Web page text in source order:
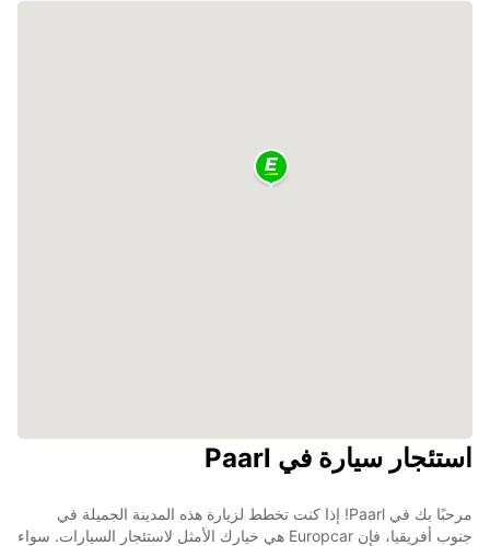
استئجار سيارة في Paarl
مرحبًا بك في Paarl! إذا كنت تخطط لزيارة هذه المدينة الجميلة في
جنوب أفريقيا، فإن Europcar هي خيارك الأمثل لاستئجار السيارات. سواء